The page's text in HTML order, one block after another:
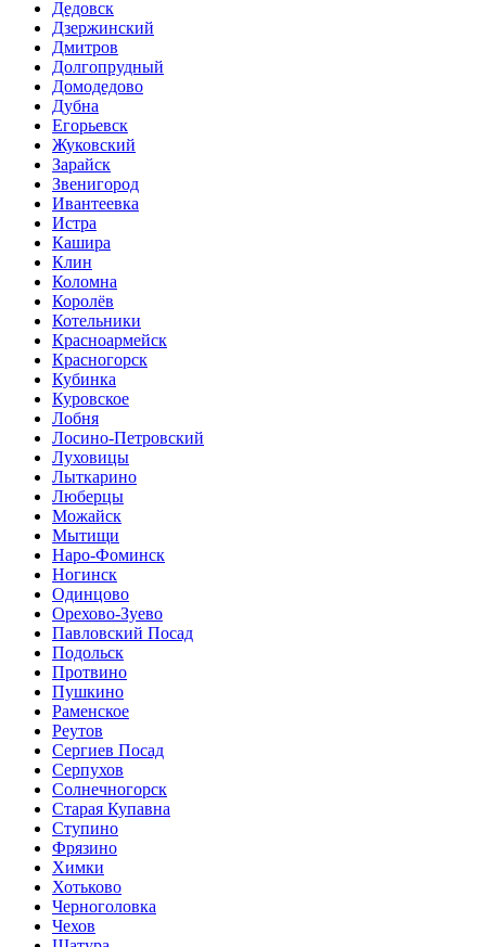
Дедовск
Дзержинский
Дмитров
Долгопрудный
Домодедово
Дубна
Егорьевск
Жуковский
Зарайск
Звенигород
Ивантеевка
Истра
Кашира
Клин
Коломна
Королёв
Котельники
Красноармейск
Красногорск
Кубинка
Куровское
Лобня
Лосино-Петровский
Луховицы
Лыткарино
Люберцы
Можайск
Мытищи
Наро-Фоминск
Ногинск
Одинцово
Орехово-Зуево
Павловский Посад
Подольск
Протвино
Пушкино
Раменское
Реутов
Сергиев Посад
Серпухов
Солнечногорск
Старая Купавна
Ступино
Фрязино
Химки
Хотьково
Черноголовка
Чехов